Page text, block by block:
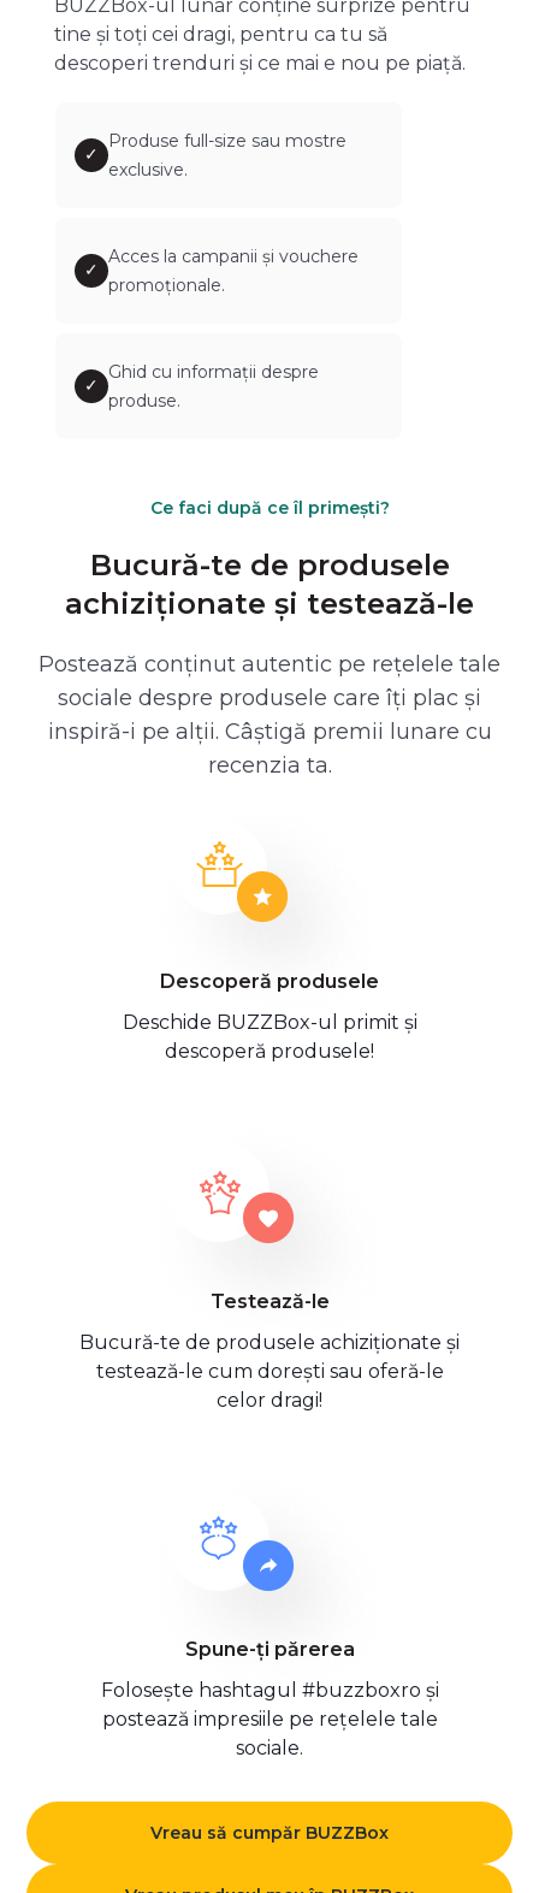
BUZZBox-ul lunar conține surprize pentru
tine și toți cei dragi, pentru ca tu să
descoperi trenduri și ce mai e nou pe piață.
✓
Produse full-size sau mostre
exclusive.
✓
Acces la campanii și vouchere
promoționale.
✓
Ghid cu informații despre
produse.
Ce faci după ce îl primești?
Bucură-te de produsele
achiziționate și testează-le
Postează conținut autentic pe rețelele tale
sociale despre produsele care îți plac și
inspiră-i pe alții. Câștigă premii lunare cu
recenzia ta.
Descoperă produsele
Deschide BUZZBox-ul primit și
descoperă produsele!
Testează-le
Bucură-te de produsele achiziționate și
testează-le cum dorești sau oferă-le
celor dragi!
Spune-ți părerea
Folosește hashtagul #buzzboxro și
postează impresiile pe rețelele tale
sociale.
Vreau să cumpăr BUZZBox